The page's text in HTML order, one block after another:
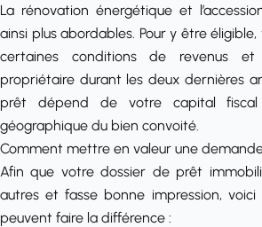
La rénovation énergétique et
ainsi plus abordables. Pour y être
certaines conditions de revenus
propriétaire durant les deux dernières
prêt dépend de votre capital
géographique du bien convoité.
Comment mettre en valeur une
Afin que votredossier de prêt
autres et fasse bonne impression, voici
peuvent faire la différence :